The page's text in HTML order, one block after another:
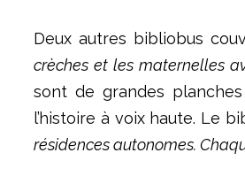
Deux autres bibliobus
crèches et les maternelles
sont de grandes
l’histoire à voix haute. Le
résidences autonomes.